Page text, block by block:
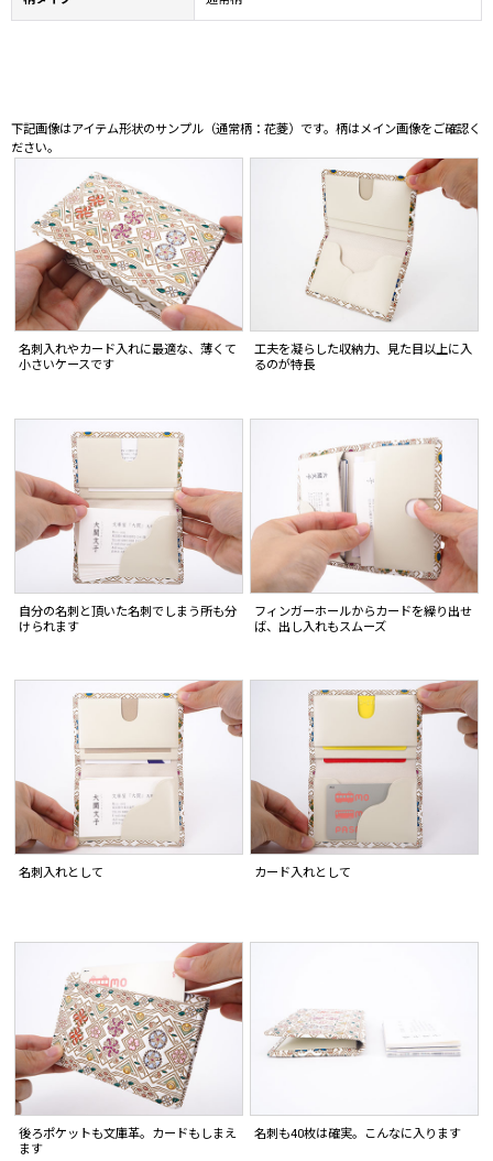
下記画像はアイテム形状のサンプル（通常柄：花菱）です。柄はメイン画像をご確認く
ださい。
名刺入れやカード入れに最適な、薄くて
小さいケースです
工夫を凝らした収納力、見た目以上に入
るのが特長
自分の名刺と頂いた名刺でしまう所も分
けられます
フィンガーホールからカードを繰り出せ
ば、出し入れもスムーズ
名刺入れとして カード入れとして
後ろポケットも文庫革。カードもしまえ
ます
名刺も40枚は確実。こんなに入ります